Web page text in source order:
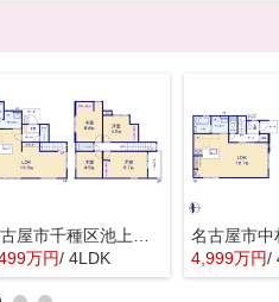
万円/ 4LDK 4,999万円/